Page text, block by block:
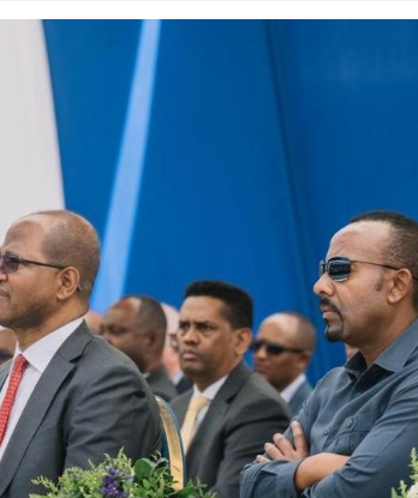
Abiyyi Terminaala Haaraa
Xiyyaaraa Dajjaazmaach Balaay
eebbisan
6, 2026